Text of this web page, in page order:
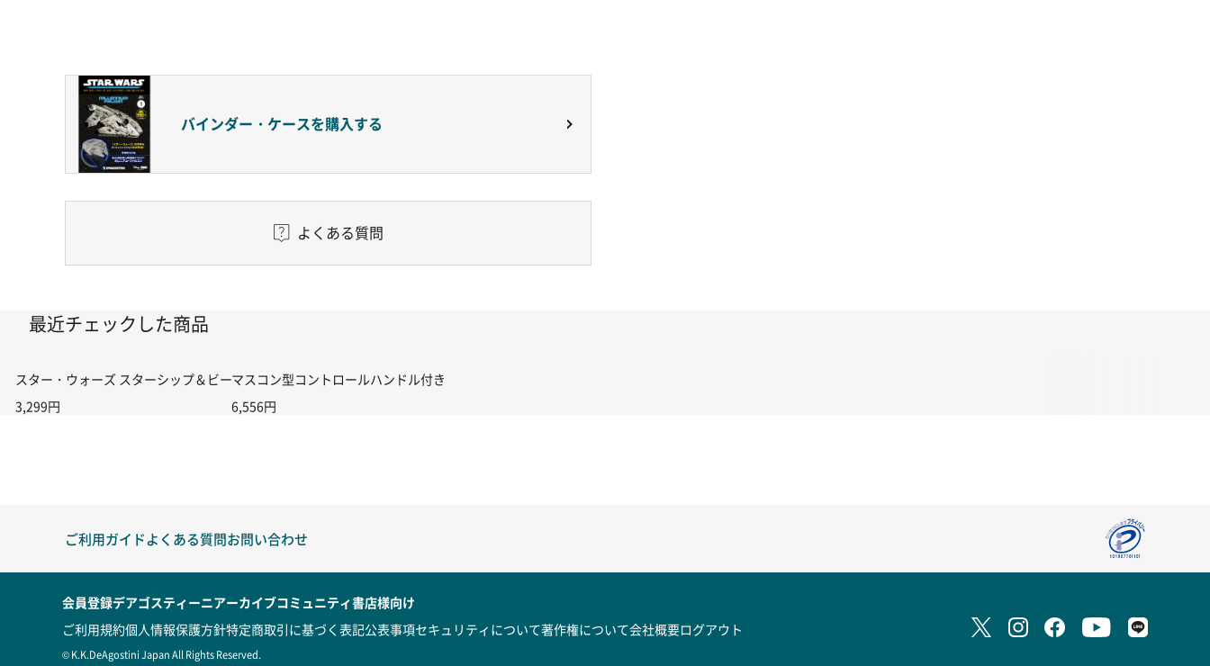
バインダー・ケースを購入する
よくある質問
最近チェックした商品
スター・ウォーズ スターシップ＆ビークル・コレクション 第45号
3,299円
マスコン型コントロールハンドル付き コントローラー＆ポイント切り替えスイッチRC-02/C002 /A062
6,556円
ご利用ガイドよくある質問お問い合わせ
会員登録デアゴスティーニアーカイブコミュニティ書店様向け
ご利用規約個人情報保護方針特定商取引に基づく表記公表事項セキュリティについて著作権について会社概要ログアウト
© K.K.DeAgostini Japan All Rights Reserved.